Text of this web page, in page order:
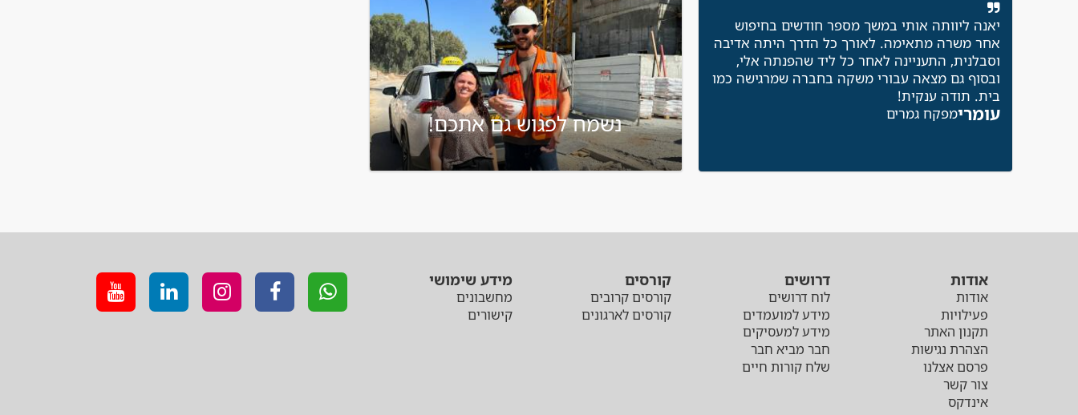
יאנה ליוותה אותי במשך מספר חודשים בחיפוש
אחר משרה מתאימה. לאורך כל הדרך היתה אדיבה
וסבלנית, התעניינה לאחר כל ליד שהפנתה אלי,
ובסוף גם מצאה עבורי משקה בחברה שמרגישה כמו
בית. תודה ענקית!
עומרימפקח גמרים נשמח לפגוש גם אתכם!
אודות
אודות
פעילויות
תקנון האתר
הצהרת נגישות
פרסם אצלנו
צור קשר
אינדקס
דרושים
לוח דרושים
מידע למועמדים
מידע למעסיקים
חבר מביא חבר
שלח קורות חיים
קורסים
קורסים קרובים
קורסים לארגונים
מידע שימושי
מחשבונים
קישורים